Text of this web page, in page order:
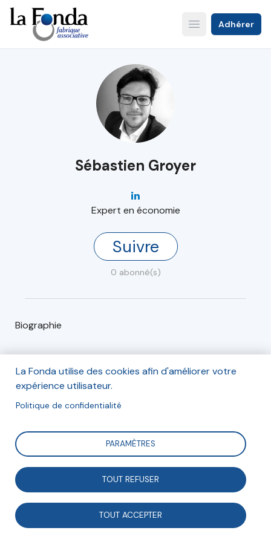
Aller
au
contenu
principal
Open main menu
Adhérer
Sébastien Groyer
Expert en économie
Suivre
0 abonné(s)
Biographie
Sorbonne (thèse sur le capitalisme et l'économie de
marché).
quinze ans et fondateur du mouvement Equinomy.
Il coordonne la recherche au sein du Mouvement
français pour un revenu de base (MFRB).
ll est l'auteur de l'ouvrageDestins du capitalisme.
La Fonda utilise des cookies afin d'améliorer votre
expérience utilisateur.
Politique de confidentialité
PARAMÈTRES
TOUT REFUSER
TOUT ACCEPTER